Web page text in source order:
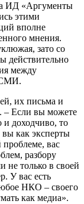
ИД «Аргументы
этими
вполне
мнения.
зато со
действительно
между
СМИ.
их письма и
– Если вы можете
и доходчиво, то
как эксперты
проблеме, вас
разбору
только в своей
У вас есть
НКО – своего
как медиа».